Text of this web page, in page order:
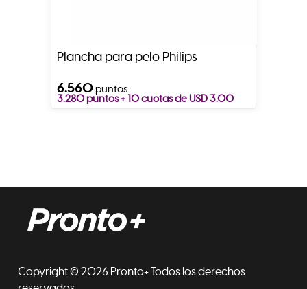
Plancha para pelo Philips
6.560puntos
3.280 puntos + 10 cuotas de USD 3.00
Copyright © 2026 Pronto+ Todos los derechos